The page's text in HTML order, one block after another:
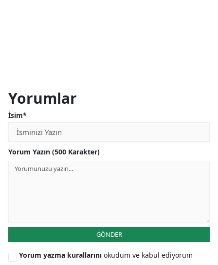
Yorumlar
İsim*
Yorum Yazın (500 Karakter)
GÖNDER
Yorum yazma kurallarını okudum ve kabul ediyorum